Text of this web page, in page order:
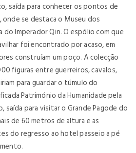
saída para conhecer os pontos de
onde se destaca o Museu dos
Imperador Qin. O espólio com que
foi encontrado por acaso, em
construíam um poço. A colecção
figuras entre guerreiros, cavalos,
para guardar o túmulo do
Património da Humanidade pela
saída para visitar o Grande Pagode do
de 60 metros de altura e as
do regresso ao hotel passeio a pé